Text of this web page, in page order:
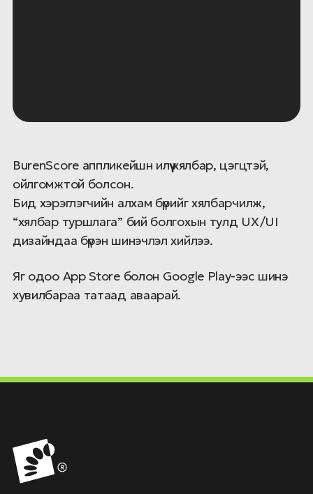
BurenScore аппликейшн илүүхялбар, цэгцтэй,
ойлгомжтой болсон.
Бид хэрэглэгчийн алхам бүрийг хялбарчилж,
“хялбар туршлага” бий болгохын тулд UX/UI
дизайндаа бүрэн шинэчлэл хийлээ.
Яг одоо App Store болон Google Play-ээс шинэ
хувилбараа татаад аваарай.